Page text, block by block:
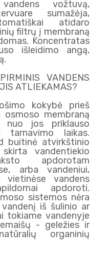
vožtuvą,
sumažėja,
atidaro
filtrų į membraną
Koncentratas
išleidimo angą,
VANDENS
ATLIEKAMAS?
kokybė prieš
membraną
jos priklauso
tarnavimo laikas.
buitinė atvirkštinio
vandentiekio
apdorotam
arba vandeniui,
vandens
apdoroti.
sistemos nėra
iš šulinio ar
tokiame vandenyje
- geležies ir
organinių